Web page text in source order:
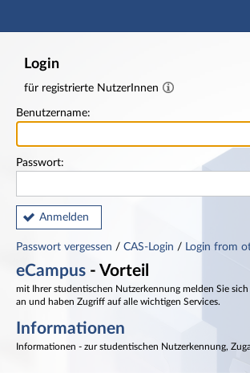
Hauptnavigation
Login
für registrierte NutzerInnen
Benutzername:
Passwort:
Anmelden
Passwort vergessen / CAS-Login / Login from
eCampus - Vorteil
mit Ihrer studentischen Nutzerkennung melden Sie sich
an und haben Zugriff auf alle wichtigen Services.
Informationen
Informationen - zur studentischen Nutzerkennung,